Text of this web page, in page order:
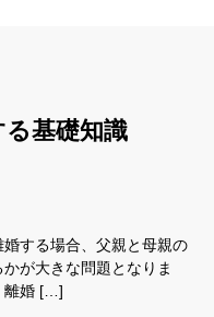
基礎知識
する場合、父親と母親の
が大きな問題となりま
離婚 […]